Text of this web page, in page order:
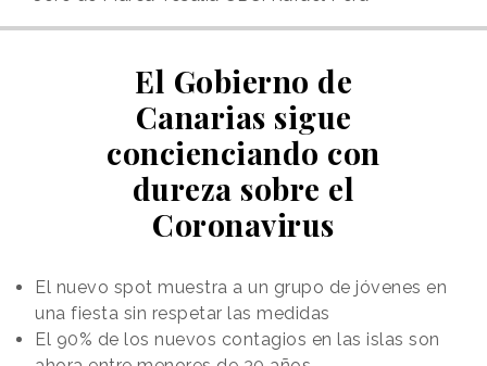
El Gobierno de
Canarias sigue
concienciando con
dureza sobre el
Coronavirus
El nuevo spot muestra a un grupo de jóvenes en
una fiesta sin respetar las medidas
El 90% de los nuevos contagios en las islas son